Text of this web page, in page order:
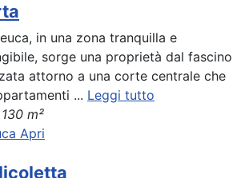
in una zona tranquilla e
sorge una proprietà dal fascino
attorno a una corte centrale che
... Leggi tutto
130 m²
Apri